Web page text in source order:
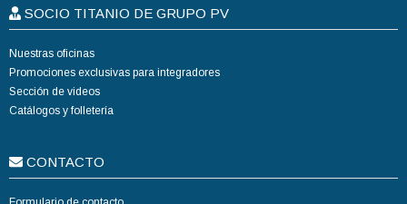
SOCIO TITANIO DE GRUPO PV
Nuestras oficinas
Promociones exclusivas para integradores
Sección de videos
Catálogos y folletería
CONTACTO